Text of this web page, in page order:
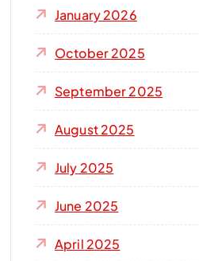
January 2026
October 2025
September 2025
August 2025
July 2025
June 2025
April 2025